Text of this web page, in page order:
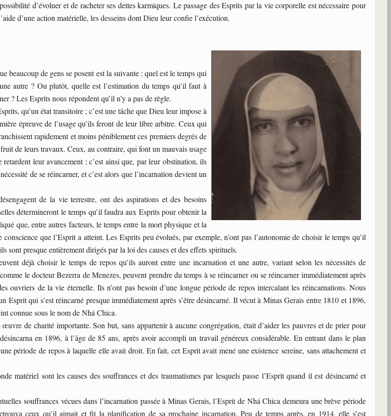
d’évoluer et de racheter ses dettes karmiques. Le passage des Esprits par la vie corporelle est nécessaire pour
d’une action matérielle, les desseins dont Dieu leur confie l’exécution.
beaucoup de gens se posent est la suivante : quel est le temps qui
autre ? Ou plutôt, quelle est l’estimation du temps qu’il faut à
? Les Esprits nous répondent qu’il n’y a pas de règle.
qu’un état transitoire ; c’est une tâche que Dieu leur impose à
épreuve de l’usage qu’ils feront de leur libre arbitre. Ceux qui
rapidement et moins péniblement ces premiers degrés de
de leurs travaux. Ceux, au contraire, qui font un mauvais usage
leur avancement ; c’est ainsi que, par leur obstination, ils
de se réincarner, et c’est alors que l’incarnation devient un
de la vie terrestre, ont des aspirations et des besoins
détermineront le temps qu’il faudra aux Esprits pour obtenir la
que, entre autres facteurs, le temps entre la mort physique et la
conscience que l’Esprit a atteint. Les Esprits peu évolués, par exemple, n’ont pas l’autonomie de choisir le temps qu’il
sont presque entièrement dirigés par la loi des causes et des effets spirituels.
déjà choisir le temps de repos qu’ils auront entre une incarnation et une autre, variant selon les nécessités de
le docteur Bezerra de Menezes, peuvent prendre du temps à se réincarner ou se réincarner immédiatement après
ouvriers de la vie éternelle. Ils n’ont pas besoin d’une longue période de repos intercalant les réincarnations. Nous
Esprit qui s’est réincarné presque immédiatement après s’être désincarné. Il vécut à Minas Gerais entre 1810 et 1896,
connue sous le nom de Nhá Chica.
de charité importante. Son but, sans appartenir à aucune congrégation, était d’aider les pauvres et de prier pour
en 1896, à l’âge de 85 ans, après avoir accompli un travail généreux considérable. En entrant dans le plan
période de repos à laquelle elle avait droit. En fait, cet Esprit avait mené une existence sereine, sans attachement et
matériel sont les causes des souffrances et des traumatismes par lesquels passe l’Esprit quand il est désincarné et
souffrances vécues dans l’incarnation passée à Minas Gerais, l’Esprit de Nhá Chica demeura une brève période
ceux qu’il aimait et fit la planification de sa prochaine incarnation. Peu de temps après, en 1914, elle s’est